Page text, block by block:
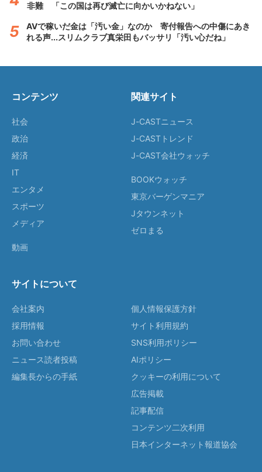
非難 「この国は再び滅亡に向かいかねない」
AVで稼いだ金は「汚い金」なのか 寄付報告への中傷にあき
れる声...スリムクラブ真栄田もバッサリ「汚い心だね」
コンテンツ
社会
政治
経済
IT
エンタメ
スポーツ
メディア
動画
関連サイト
J-CASTニュース
J-CASTトレンド
J-CAST会社ウォッチ
BOOKウォッチ
東京バーゲンマニア
Jタウンネット
ゼロまる
サイトについて
会社案内
採用情報
お問い合わせ
ニュース読者投稿
編集長からの手紙
個人情報保護方針
サイト利用規約
SNS利用ポリシー
AIポリシー
クッキーの利用について
広告掲載
記事配信
コンテンツ二次利用
日本インターネット報道協会